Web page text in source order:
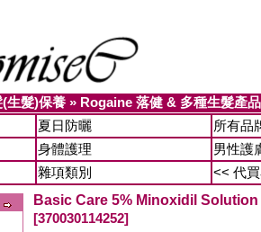
生髮)保養 » Rogaine 落健 & 多種生髮產品
夏日防曬
所有品
身體護理
男性護
雜項類別
<< 代
Basic Care 5% Minoxidil Solution
[370030114252]